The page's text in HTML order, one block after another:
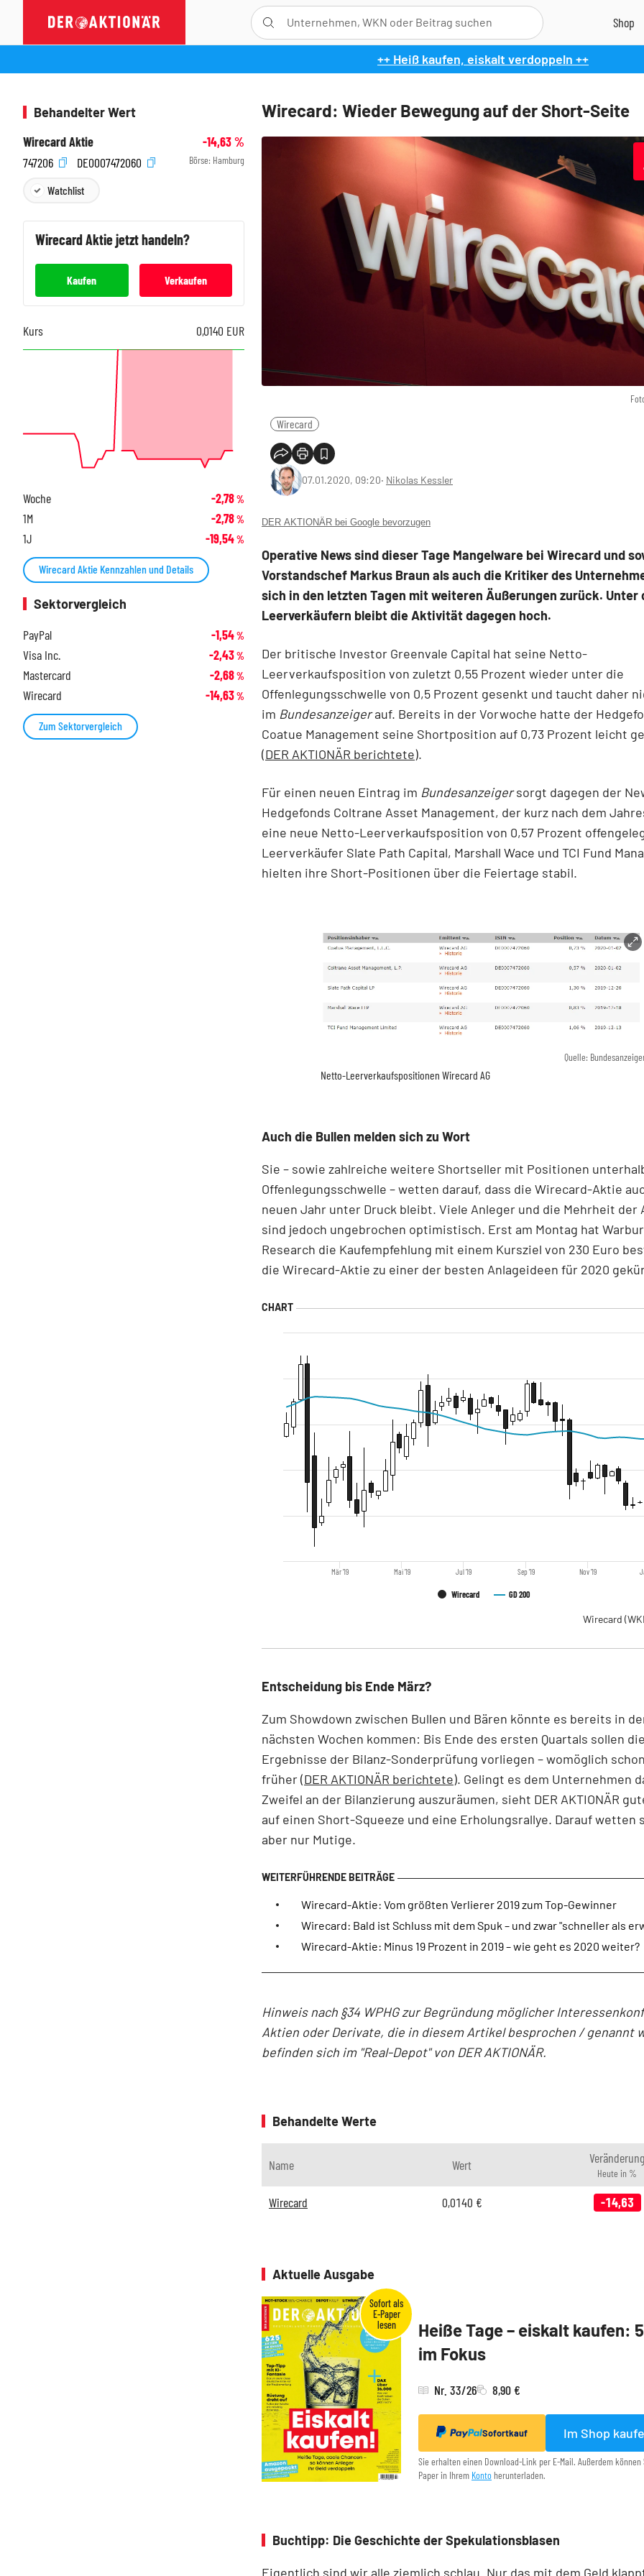
++ Heiß kaufen, eiskalt verdoppeln ++
Wirecard: Wieder Bewegung auf der Short-Seite
Wirecard
07.01.2020, 09:20‧ Nikolas Kessler
DER AKTIONÄR bei Google bevorzugen
Operative News sind dieser Tage Mangelware bei Wirecard und
Vorstandschef Markus Braun als auch die Kritiker des
sich in den letzten Tagen mit weiteren Äußerungen zurück. Unter
Leerverkäufern bleibt die Aktivität dagegen hoch.
Der britische Investor Greenvale Capital hat seine Netto-
Leerverkaufsposition von zuletzt 0,55 Prozent wieder unter die
Offenlegungsschwelle von 0,5 Prozent gesenkt und taucht daher
im Bundesanzeigerauf. Bereits in der Vorwoche hatte der
Coatue Management seine Shortposition auf 0,73 Prozent leicht
(DER AKTIONÄR berichtete).
Für einen neuen Eintrag im Bundesanzeigersorgt dagegen der
Hedgefonds Coltrane Asset Management, der kurz nach dem
eine neue Netto-Leerverkaufsposition von 0,57 Prozent
Leerverkäufer Slate Path Capital, Marshall Wace und TCI Fund
hielten ihre Short-Positionen über die Feiertage stabil.
Quelle:
Netto-Leerverkaufspositionen Wirecard AG
Auch die Bullen melden sich zu Wort
Sie – sowie zahlreiche weitere Shortseller mit Positionen
Offenlegungsschwelle – wetten darauf, dass die Wirecard-Aktie
neuen Jahr unter Druck bleibt. Viele Anleger und die Mehrheit der
sind jedoch ungebrochen optimistisch. Erst am Montag hat
Research die Kaufempfehlung mit einem Kursziel von 230 Euro
die Wirecard-Aktie zu einer der besten Anlageideen für 2020
Wirecard GD 200
Jul '19
Mär '19 Mai '19 Sep '19 Nov '19
Wirecard
Entscheidung bis Ende März?
Zum Showdown zwischen Bullen und Bären könnte es bereits in
nächsten Wochen kommen: Bis Ende des ersten Quartals sollen die
Ergebnisse der Bilanz-Sonderprüfung vorliegen – womöglich
früher (DER AKTIONÄR berichtete). Gelingt es dem Unternehmen
Zweifel an der Bilanzierung auszuräumen, sieht DER AKTIONÄR
auf einen Short-Squeeze und eine Erholungsrallye. Darauf wetten
aber nur Mutige.
Wirecard-Aktie: Vom größten Verlierer 2019 zum Top-Gewinner
Wirecard: Bald ist Schluss mit dem Spuk – und zwar "schneller als
Wirecard-Aktie: Minus 19 Prozent in 2019 – wie geht es 2020 weiter?
Hinweis nach §34 WPHG zur Begründung möglicher
Aktien oder Derivate, die in diesem Artikel besprochen / genannt
befinden sich im "Real-Depot" von DER AKTIONÄR.
Behandelte Werte
Name Wert Veränderung
Heute in %
Wirecard 0,0140 € -14,63
Aktuelle Ausgabe
Heiße Tage – eiskalt kaufen:
im Fokus
Nr. 33/26 8,90 €
Sofortkauf Im Shop
Sie erhalten einen Download-Link per E-Mail. Außerdem
Paper in Ihrem Konto herunterladen.
Buchtipp: Die Geschichte der Spekulationsblasen
Eigentlich sind wir alle ziemlich schlau. Nur das mit dem Geld
Behandelter Wert
Wirecard Aktie
-14,63%
747206
DE0007472060 Börse: Hamburg
Watchlist
WirecardAktie jetzt handeln?
Kaufen Verkaufen
Kurs 0,0140 EUR
Woche -2,78%
1M -2,78%
1J -19,54%
Wirecard Aktie Kennzahlen und Details
Sektorvergleich
PayPal
-1,54%
Visa Inc. -2,43%
Mastercard -2,68%
Wirecard -14,63%
Zum Sektorvergleich